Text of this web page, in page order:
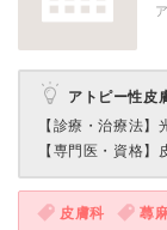
アトピー性皮
【診療・治療法】
【専門医・資格】
皮膚科 蕁